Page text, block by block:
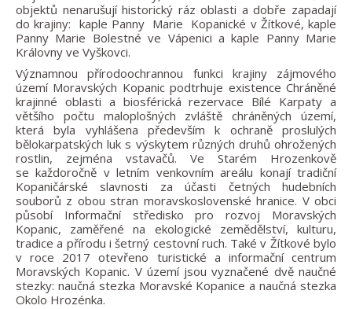
objektů nenarušují historický ráz oblasti a dobře zapadají
do krajiny: kaple Panny Marie Kopanické v Žítkové, kaple
Panny Marie Bolestné ve Vápenici a kaple Panny Marie
Královny ve Vyškovci.
Významnou přírodoochrannou funkci krajiny zájmového
území Moravských Kopanic podtrhuje existence Chráněné
krajinné oblasti a biosférická rezervace Bílé Karpaty a
většího počtu maloplošných zvláště chráněných území,
která byla vyhlášena především k ochraně proslulých
bělokarpatských luk s výskytem různých druhů ohrožených
rostlin, zejména vstavačů. Ve Starém Hrozenkově
se každoročně v letním venkovním areálu konají tradiční
Kopaničárské slavnosti za účasti četných hudebních
souborů z obou stran moravskoslovenské hranice. V obci
působí Informační středisko pro rozvoj Moravských
Kopanic, zaměřené na ekologické zemědělství, kulturu,
tradice a přírodu i šetrný cestovní ruch. Také v Žítkové bylo
v roce 2017 otevřeno turistické a informační centrum
Moravských Kopanic. V území jsou vyznačené dvě naučné
stezky: naučná stezka Moravské Kopanice a naučná stezka
Okolo Hrozénka.